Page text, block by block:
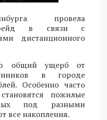
провела
рейд в связи с
дистанционного
общий ущерб от
в городе
Особенно часто
пожилые
под разными
все накопления.